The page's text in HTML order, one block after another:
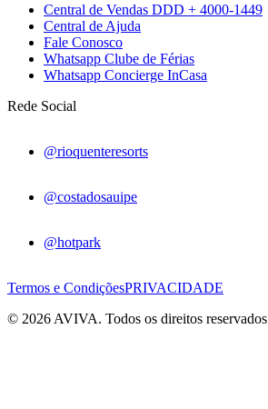
Central de Vendas DDD + 4000-1449
Central de Ajuda
Fale Conosco
Whatsapp Clube de Férias
Whatsapp Concierge InCasa
Rede Social
@rioquenteresorts
@costadosauipe
@hotpark
Termos e CondiçõesPRIVACIDADE
© 2026 AVIVA. Todos os direitos reservados